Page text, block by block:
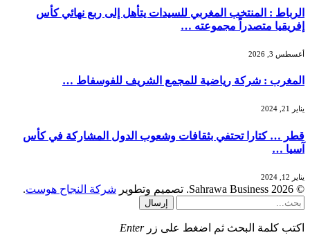
الرباط : المنتخب المغربي للسيدات يتأهل إلى ربع نهائي كأس
إفريقيا متصدراً مجموعته …
أغسطس 3, 2026
المغرب : شركة رياضية للمجمع الشريف للفوسفاط …
يناير 21, 2024
قطر … كتارا تحتفي بثقافات وشعوب الدول المشاركة في كأس
آسيا …
يناير 12, 2024
© 2026 Sahrawa Business. تصميم وتطوير شركة النجاح هوست.
إرسال
اكتب كلمة البحث ثم اضغط على زرEnter